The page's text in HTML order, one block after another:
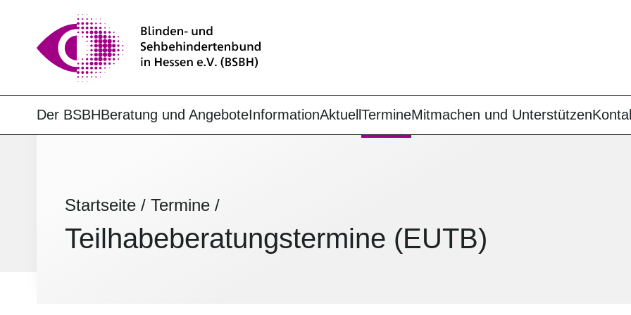
Der BSBHBeratung und AngeboteInformationAktuell TermineMitmachen und Unterstützen
Startseite / Termine /
Teilhabe­beratungs­termine (EUTB)